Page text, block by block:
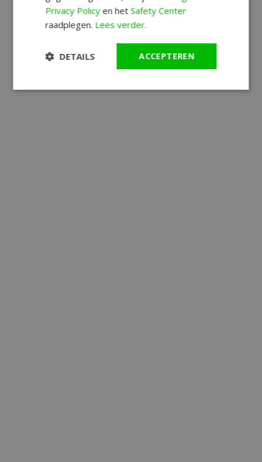
Privacy Policyen hetSafety Center
raadplegen. Lees verder.
ACCEPTEREN
DETAILS